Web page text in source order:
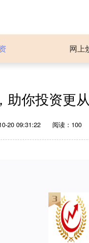
网上
助你投资更
20 09:31:22 阅读：100